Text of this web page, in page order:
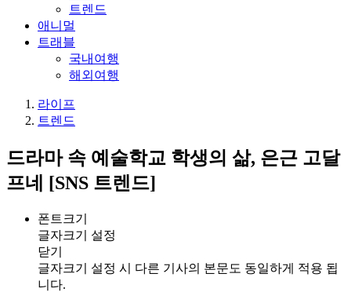
트렌드
애니멀
트래블
국내여행
해외여행
라이프
트렌드
드라마 속 예술학교 학생의 삶, 은근 고달
프네 [SNS 트렌드]
폰트크기
글자크기 설정
닫기
글자크기 설정 시 다른 기사의 본문도 동일하게 적용 됩
니다.